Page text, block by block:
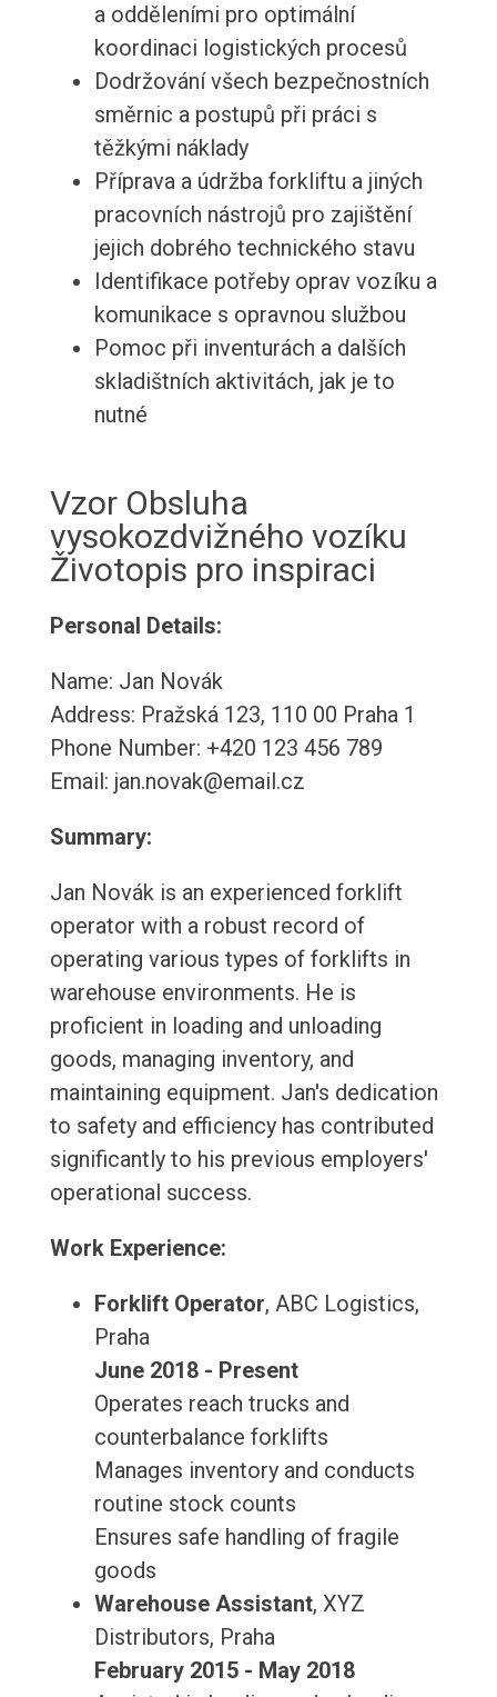
a odděleními pro optimální
koordinaci logistických procesů
Dodržování všech bezpečnostních
směrnic a postupů při práci s
těžkými náklady
Příprava a údržba forkliftu a jiných
pracovních nástrojů pro zajištění
jejich dobrého technického stavu
Identifikace potřeby oprav vozíku a
komunikace s opravnou službou
Pomoc při inventurách a dalších
skladištních aktivitách, jak je to
nutné
Vzor Obsluha
vysokozdvižného vozíku
Životopis pro inspiraci
Personal Details:
Name: Jan Novák
Address: Pražská 123, 110 00 Praha 1
Phone Number: +420 123 456 789
Email: jan.novak@email.cz
Summary:
Jan Novák is an experienced forklift
operator with a robust record of
operating various types of forklifts in
warehouse environments. He is
proficient in loading and unloading
goods, managing inventory, and
maintaining equipment. Jan's dedication
to safety and efficiency has contributed
significantly to his previous employers'
operational success.
Work Experience:
Forklift Operator, ABC Logistics,
Praha
June 2018 - Present
Operates reach trucks and
counterbalance forklifts
Manages inventory and conducts
routine stock counts
Ensures safe handling of fragile
goods
Warehouse Assistant, XYZ
Distributors, Praha
February 2015 - May 2018